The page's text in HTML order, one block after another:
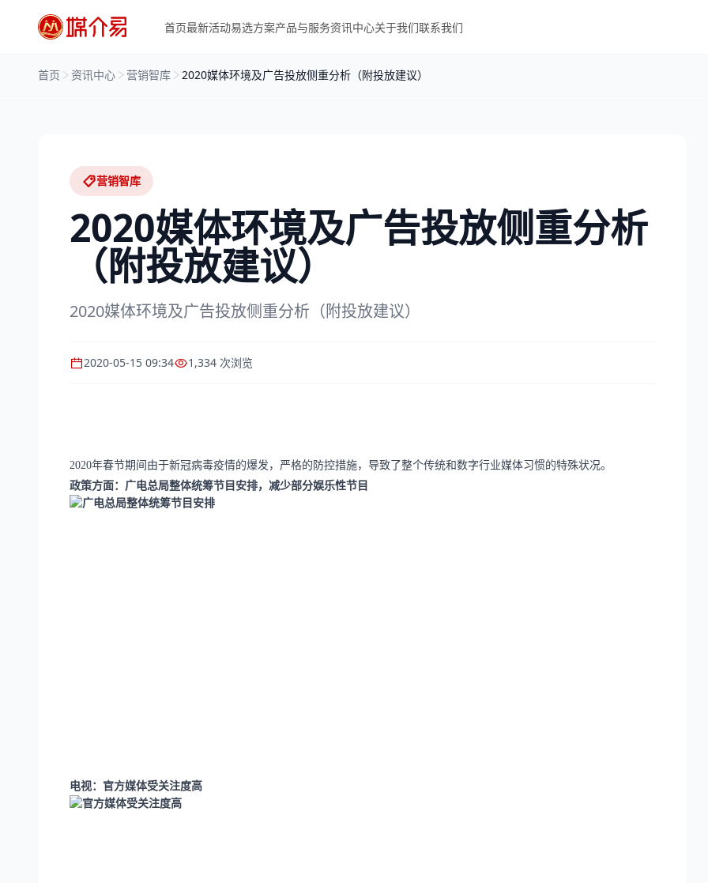
首页最新活动易选方案产品与服务资讯中心关于我们联系我们
首页 资讯中心 营销智库 2020媒体环境及广告投放侧重分析（附投放建议）
营销智库
2020媒体环境及广告投放侧重分析
（附投放建议）
2020媒体环境及广告投放侧重分析（附投放建议）
2020-05-15 09:34 1,334 次浏览
2020年春节期间由于新冠病毒疫情的爆发，严格的防控措施，导致了整个传统和数字行业媒体习惯的特殊状况。
政策方面：广电总局整体统筹节目安排，减少部分娱乐性节目
电视：官方媒体受关注度高